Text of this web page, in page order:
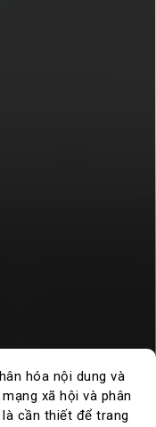
hóa nội dung và
xã hội và phân
cần thiết để trang
Tìm